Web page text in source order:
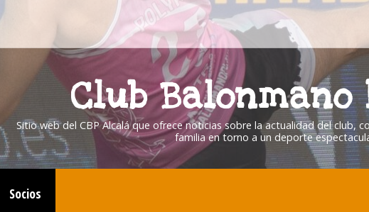
Club
Sitio web del CBP Alcalá que ofrece noticias sobre la actualidad del club,
familia en torno a un deporte
Socios